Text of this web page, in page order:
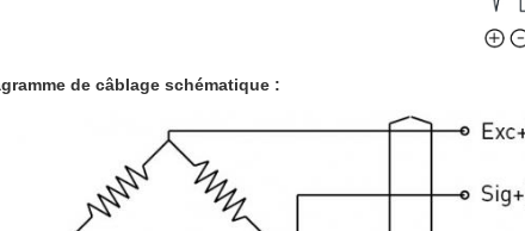
de câblage schématique :